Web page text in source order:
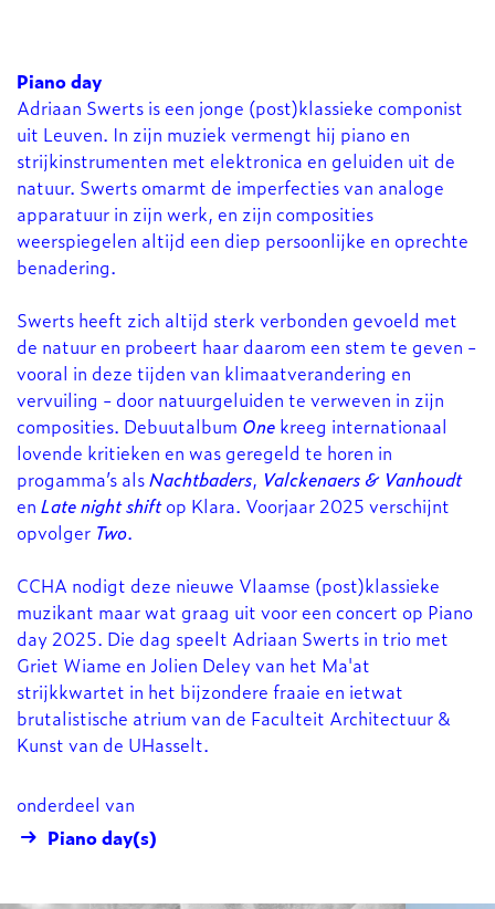
Piano day
Adriaan Swerts is een jonge (post)klassieke componist
uit Leuven. In zijn muziek vermengt hij piano en
strijkinstrumenten met elektronica en geluiden uit de
natuur. Swerts omarmt de imperfecties van analoge
apparatuur in zijn werk, en zijn composities
weerspiegelen altijd een diep persoonlijke en oprechte
benadering.
Swerts heeft zich altijd sterk verbonden gevoeld met
de natuur en probeert haar daarom een stem te geven -
vooral in deze tijden van klimaatverandering en
vervuiling - door natuurgeluiden te verweven in zijn
composities. Debuutalbum One kreeg internationaal
lovende kritieken en was geregeld te horen in
progamma’s alsNachtbaders, Valckenaers & Vanhoudt
en Late night shiftop Klara. Voorjaar 2025 verschijnt
opvolger Two.
CCHA nodigt deze nieuwe Vlaamse (post)klassieke
muzikant maar wat graag uit voor een concert op Piano
day 2025. Die dag speelt Adriaan Swerts in trio met
Griet Wiame en Jolien Deley van het Ma'at
strijkkwartet in het bijzondere fraaie en ietwat
brutalistische atrium van de Faculteit Architectuur &
Kunst van de UHasselt.
onderdeel van
Piano day(s)